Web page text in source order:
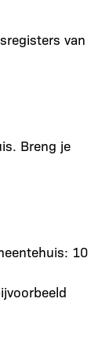
van
Breng je
10